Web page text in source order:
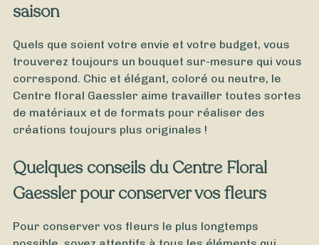
saison
Quels que soient votre envie et votre budget, vous
trouverez toujours un bouquet sur-mesure qui vous
correspond. Chic et élégant, coloré ou neutre, le
Centre floral Gaessler aime travailler toutes sortes
de matériaux et de formats pour réaliser des
créations toujours plus originales !
Quelques conseils du Centre Floral
Gaessler pour conserver vos fleurs
Pour conserver vos fleurs le plus longtemps